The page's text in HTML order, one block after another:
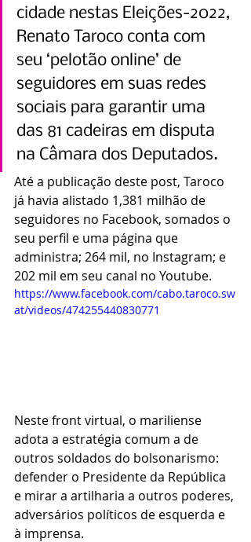
cidade nestas Eleições-2022,
Renato Taroco conta com
seu ‘pelotão online’ de
seguidores em suas redes
sociais para garantir uma
das 81 cadeiras em disputa
na Câmara dos Deputados.
Até a publicação deste post, Taroco
já havia alistado 1,381 milhão de
seguidores no Facebook, somados o
seu perfil e uma página que
administra; 264 mil, no Instagram; e
202 mil em seu canal no Youtube.
https://www.facebook.com/cabo.taroco.sw
at/videos/474255440830771
Neste front virtual, o mariliense
adota a estratégia comum a de
outros soldados do bolsonarismo:
defender o Presidente da República
e mirar a artilharia a outros poderes,
adversários políticos de esquerda e
à imprensa.